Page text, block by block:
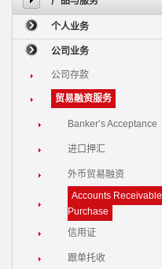
个人业务
公司业务
公司存款
贸易融资服务
Banker’s Acceptance
进口押汇
外币贸易融资
Accounts Receivable
Purchase
信用证
跟单托收